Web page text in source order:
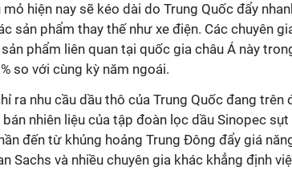
hiện nay sẽ kéo dài do Trung Quốc đẩy
sản phẩm thay thế như xe điện. Các chuyên
phẩm liên quan tại quốc gia châu Á này
so với cùng kỳ năm ngoái.
ra nhu cầu dầu thô của Trung Quốc đang trên
nhiên liệu của tập đoàn lọc dầu Sinopec sụt
đến từ khủng hoảng Trung Đông đẩy giá
Sachs và nhiều chuyên gia khác khẳng định